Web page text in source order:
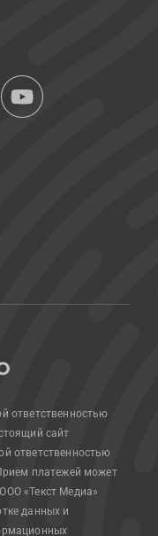
ответственностью
сайт
ответственностью
платежей может
ООО «Текст Медиа»
данных и